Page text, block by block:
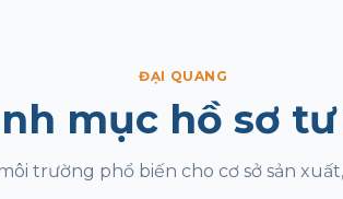
ĐẠI QUANG
mục hồ sơ
trường phổ biến cho cơ sở sản